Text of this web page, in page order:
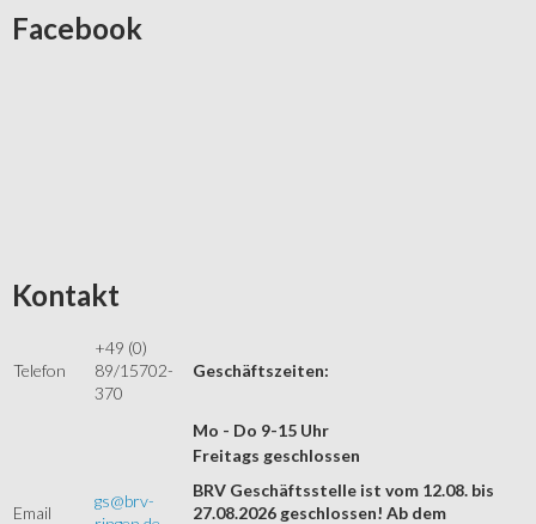
Facebook
Kontakt
Telefon
+49 (0)
89/15702-
370
Geschäftszeiten:
Mo - Do 9-15 Uhr
Email
gs@brv-
Freitags geschlossen
BRV Geschäftsstelle ist vom 12.08. bis
27.08.2026 geschlossen! Ab dem